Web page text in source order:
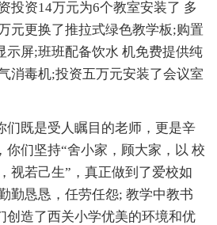
投资14万元为6个教室安装了 多
元更换了推拉式绿色教学板;购置
示屏;班班配备饮水 机免费提供纯
消毒机;投资五万元安装了会议室
们既是受人瞩目的老师，更是辛
你们坚持“舍小家，顾大家，以 校
视若己生”，真正做到了爱校如
勤恳恳，任劳任怨; 教学中教书
创造了西关小学优美的环境和优